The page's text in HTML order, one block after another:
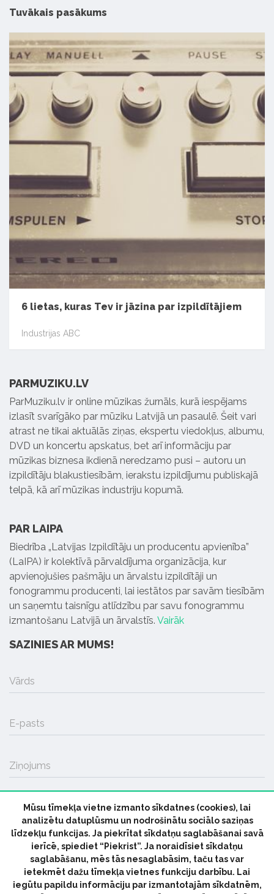
Tuvākais pasākums
6 lietas, kuras Tev ir jāzina par izpildītājiem
Industrijas ABC
PARMUZIKU.LV
ParMuziku.lv ir online mūzikas žurnāls, kurā iespējams
izlasīt svarīgāko par mūziku Latvijā un pasaulē. Šeit vari
atrast ne tikai aktuālās ziņas, ekspertu viedokļus, albumu,
DVD un koncertu apskatus, bet arī informāciju par
mūzikas biznesa ikdienā neredzamo pusi – autoru un
izpildītāju blakustiesībām, ierakstu izpildījumu publiskajā
telpā, kā arī mūzikas industriju kopumā.
PAR LAIPA
Biedrība „Latvijas Izpildītāju un producentu apvienība”
(LaIPA) ir kolektīvā pārvaldījuma organizācija, kur
apvienojušies pašmāju un ārvalstu izpildītāji un
fonogrammu producenti, lai iestātos par savām tiesībām
un saņemtu taisnīgu atlīdzību par savu fonogrammu
izmantošanu Latvijā un ārvalstīs. Vairāk
SAZINIES AR MUMS!
Vārds
E-pasts
Ziņojums
SŪTĪT
Mūsu tīmekļa vietne izmanto sīkdatnes (cookies), lai
analizētu datuplūsmu un nodrošinātu sociālo saziņas
līdzekļu funkcijas. Ja piekrītat sīkdatņu saglabāšanai savā
ierīcē, spiediet “Piekrist”. Ja noraidīsiet sīkdatņu
saglabāšanu, mēs tās nesaglabāsim, taču tas var
ietekmēt dažu tīmekļa vietnes funkciju darbību. Lai
iegūtu papildu informāciju par izmantotajām sīkdatnēm,